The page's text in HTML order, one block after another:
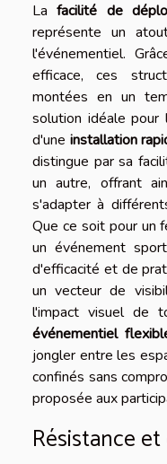
Lafacilité de
représente un
l'événementiel.
efficace, ces
montées en un
solution idéale pour
d'une installation
distingue par sa
un autre, offrant
s'adapter à
Que ce soit pour un
un événement
d'efficacité et de
un vecteur de
l'impact visuel de
événementiel
jongler entre les
confinés sans
proposée aux
Résistance